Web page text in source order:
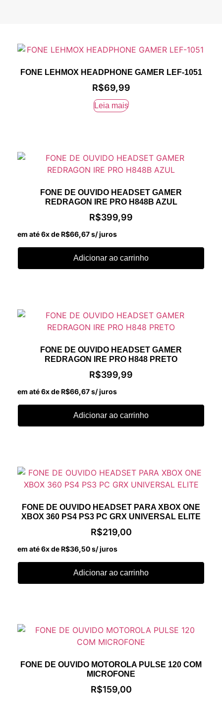
FONE LEHMOX HEADPHONE GAMER LEF-1051
R$69,99
Leia mais
FONE DE OUVIDO HEADSET GAMER
REDRAGON IRE PRO H848B AZUL
R$399,99
em até 6x de R$66,67s/ juros
Adicionar ao carrinho
FONE DE OUVIDO HEADSET GAMER
REDRAGON IRE PRO H848 PRETO
R$399,99
em até 6x de R$66,67s/ juros
Adicionar ao carrinho
FONE DE OUVIDO HEADSET PARA XBOX ONE
XBOX 360 PS4 PS3 PC GRX UNIVERSAL ELITE
R$219,00
em até 6x de R$36,50s/ juros
Adicionar ao carrinho
FONE DE OUVIDO MOTOROLA PULSE 120 COM
MICROFONE
R$159,00